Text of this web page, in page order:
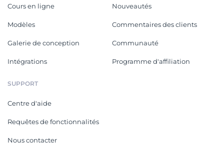
Cours en ligne
Modèles
Galerie de conception
Intégrations
Nouveautés
Commentaires des clients
Communauté
Programme d'affiliation
SUPPORT
Centre d'aide
Requêtes de fonctionnalités
Nous contacter